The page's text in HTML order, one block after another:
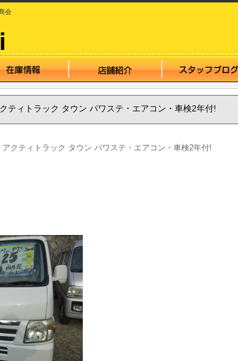
会
ティトラック タウン パワステ・エアコン・車検2年付!
クティトラック タウン パワステ・エアコン・車検2年付!